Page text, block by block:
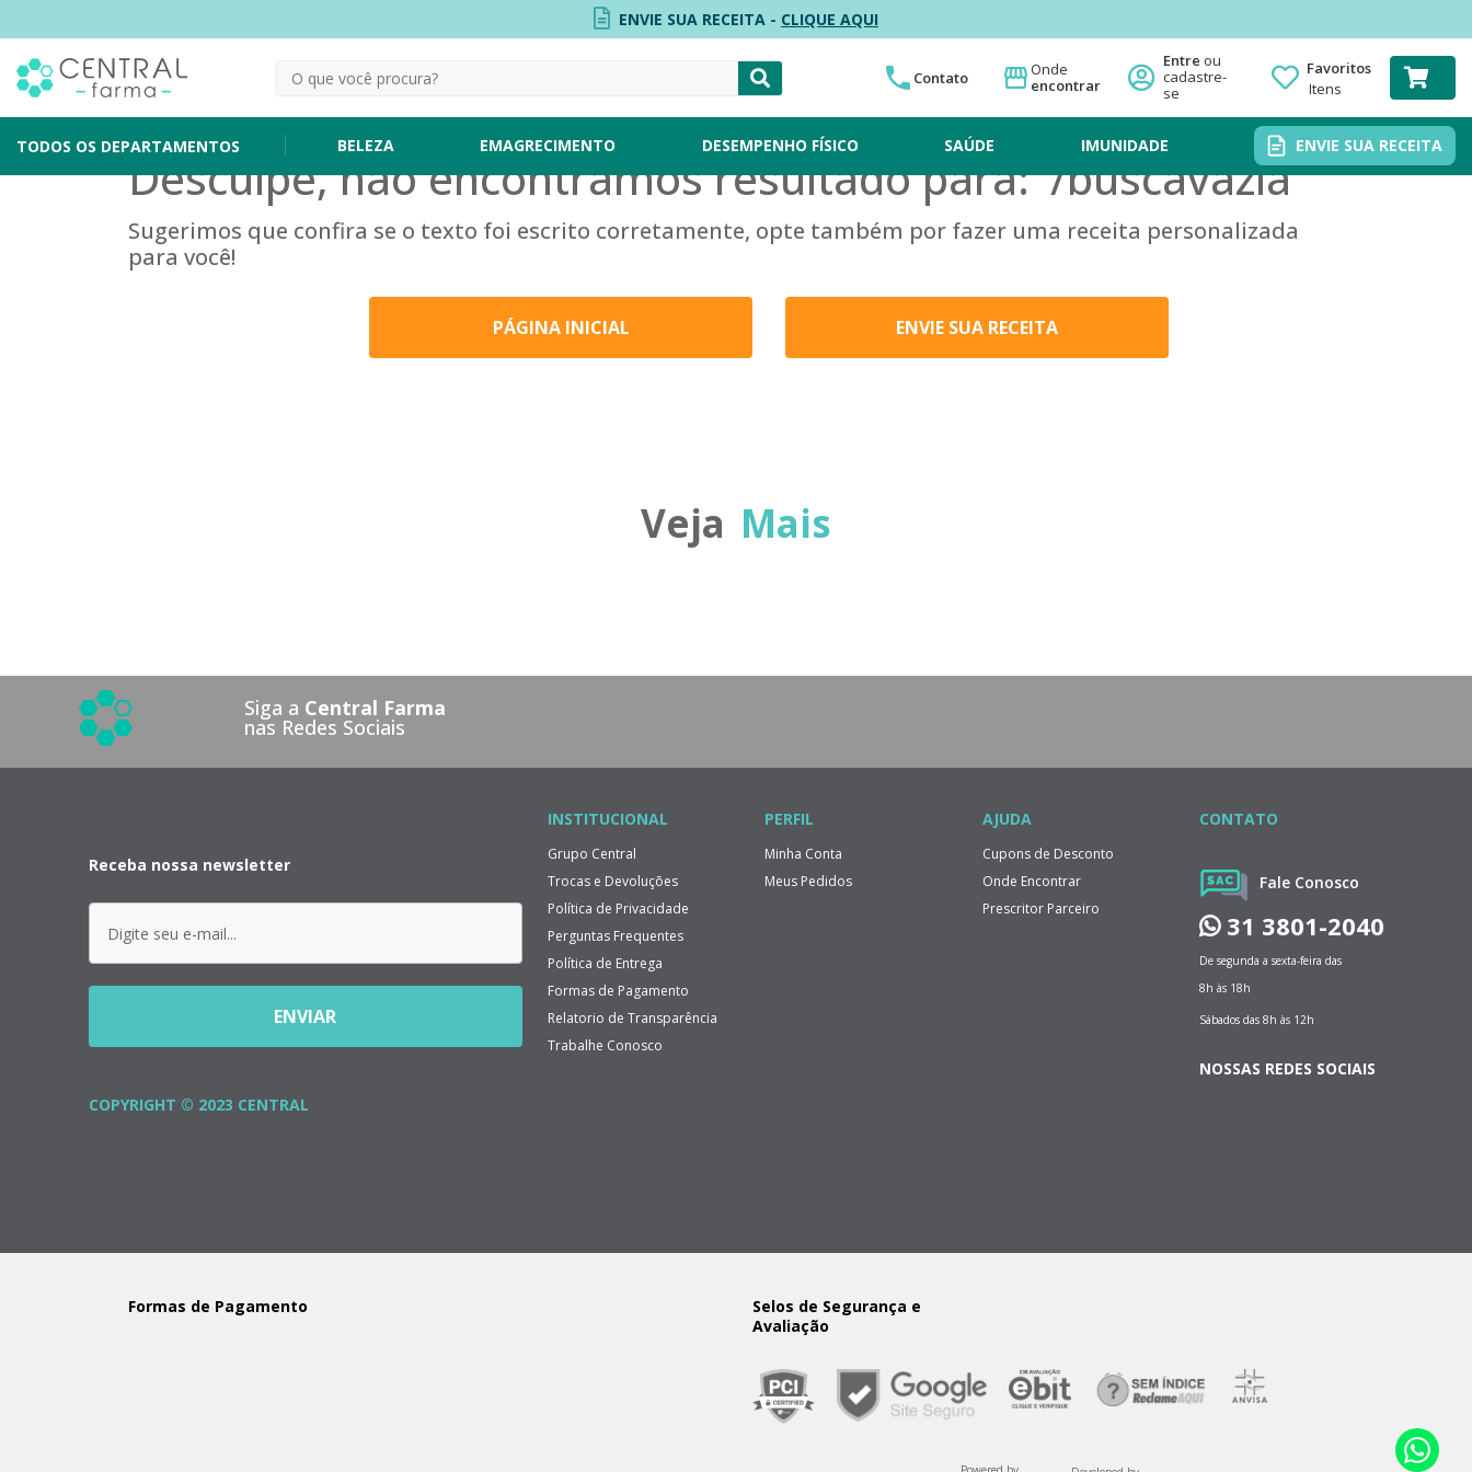
ENVIE SUA RECEITA - CLIQUE AQUI
Contato
Onde
encontrar
Favoritos
Itens
TODOS OS DEPARTAMENTOS BELEZA EMAGRECIMENTO DESEMPENHO FÍSICO SAÚDE IMUNIDADE ENVIE SUA RECEITA
Desculpe, não encontramos resultado para: '/buscavazia'
Sugerimos que confira se o texto foi escrito corretamente, opte também por fazer uma receita personalizada
para você!
PÁGINA INICIAL ENVIE SUA RECEITA
Veja Mais
Siga a Central Farma
nas Redes Sociais
Receba nossa newsletter
ENVIAR
COPYRIGHT © 2023 CENTRAL
INSTITUCIONAL
Grupo Central
Trocas e Devoluções
Política de Privacidade
Perguntas Frequentes
Política de Entrega
Formas de Pagamento
Relatorio de Transparência
Trabalhe Conosco
PERFIL
Minha Conta
Meus Pedidos
AJUDA
Cupons de Desconto
Onde Encontrar
Prescritor Parceiro
CONTATO
Fale Conosco
31 3801-2040
De segunda a sexta-feira das
8h às 18h
Sábados das 8h às 12h
NOSSAS REDES SOCIAIS
Formas de Pagamento
Selos de Segurança e
Avaliação